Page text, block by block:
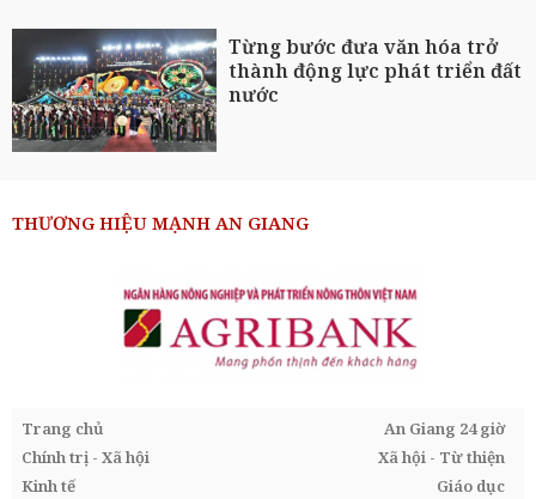
Từng bước đưa văn hóa trở
thành động lực phát triển đất
nước
THƯƠNG HIỆU MẠNH AN GIANG
Trang chủ
An Giang 24 giờ
Chính trị - Xã hội
Xã hội - Từ thiện
Kinh tế
Giáo dục